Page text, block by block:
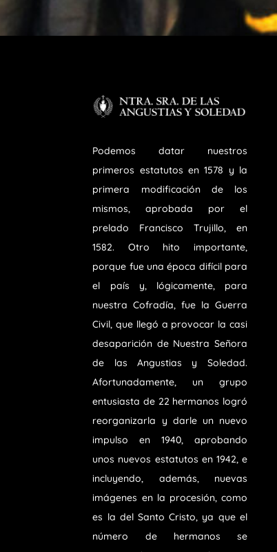
Podemos datar nuestros
primeros estatutos en 1578 y la
primera modificación de los
mismos, aprobada por el
prelado Francisco Trujillo, en
1582. Otro hito importante,
porque fue una época difícil para
el país y, lógicamente, para
nuestra Cofradía, fue la Guerra
Civil, que llegó a provocar la casi
desaparición de Nuestra Señora
de las Angustias y Soledad.
Afortunadamente, un grupo
entusiasta de 22 hermanos logró
reorganizarla y darle un nuevo
impulso en 1940, aprobando
unos nuevos estatutos en 1942, e
incluyendo, además, nuevas
imágenes en la procesión, como
es la del Santo Cristo, ya que el
número de hermanos se